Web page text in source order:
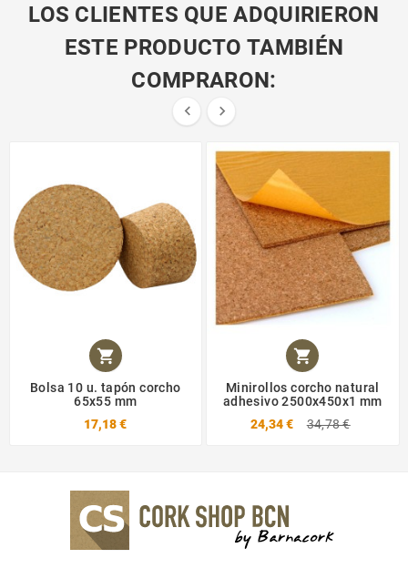
LOS CLIENTES QUE ADQUIRIERON
ESTE PRODUCTO TAMBIÉN
COMPRARON:
 

Bolsa 10 u. tapón corcho
65x55 mm
17,18 €

Minirollos corcho natural
adhesivo 2500x450x1 mm
24,34 €
34,78 €